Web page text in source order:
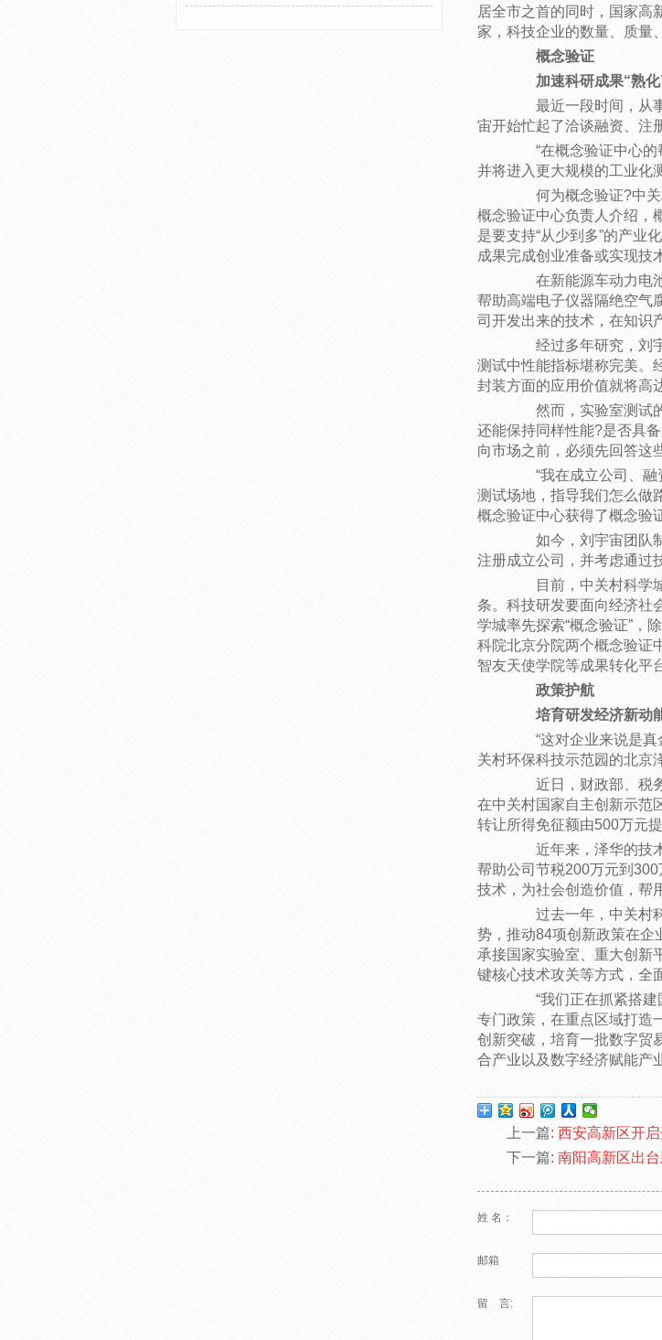
居全市之首的同时，国家高
家，科技企业的数量、质量
概念验证
加速科研成果“熟化
最近一段时间，从事
宙开始忙起了洽谈融资、注
“在概念验证中心的
并将进入更大规模的工业化
何为概念验证?中关
概念验证中心负责人介绍，
是要支持“从少到多”的产
成果完成创业准备或实现技
在新能源车动力电池
帮助高端电子仪器隔绝空气
司开发出来的技术，在知识
经过多年研究，刘宇
测试中性能指标堪称完美。
封装方面的应用价值就将高
然而，实验室测试的
还能保持同样性能?是否具
向市场之前，必须先回答这
“我在成立公司、融
测试场地，指导我们怎么做
概念验证中心获得了概念验
如今，刘宇宙团队制
注册成立公司，并考虑通过
目前，中关村科学城
条。科技研发要面向经济社
学城率先探索“概念验证”，
科院北京分院两个概念验证
智友天使学院等成果转化平
政策护航
培育研发经济新动
“这对企业来说是真
关村环保科技示范园的北京
近日，财政部、税务
在中关村国家自主创新示范
转让所得免征额由500万元
近年来，泽华的技术
帮助公司节税200万元到
技术，为社会创造价值，帮
过去一年，中关村科
势，推动84项创新政策在企
承接国家实验室、重大创新
键核心技术攻关等方式，全
“我们正在抓紧搭建
专门政策，在重点区域打造
创新突破，培育一批数字贸
合产业以及数字经济赋能产
上一篇: 西安高新区开
下一篇: 南阳高新区出
姓 名：
邮箱
留 言: